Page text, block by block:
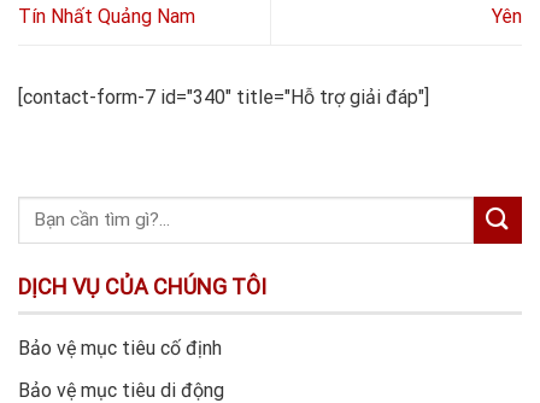
Tín Nhất Quảng Nam
Yên
[contact-form-7 id="340" title="Hỗ trợ giải đáp"]
DỊCH VỤ CỦA CHÚNG TÔI
Bảo vệ mục tiêu cố định
Bảo vệ mục tiêu di động